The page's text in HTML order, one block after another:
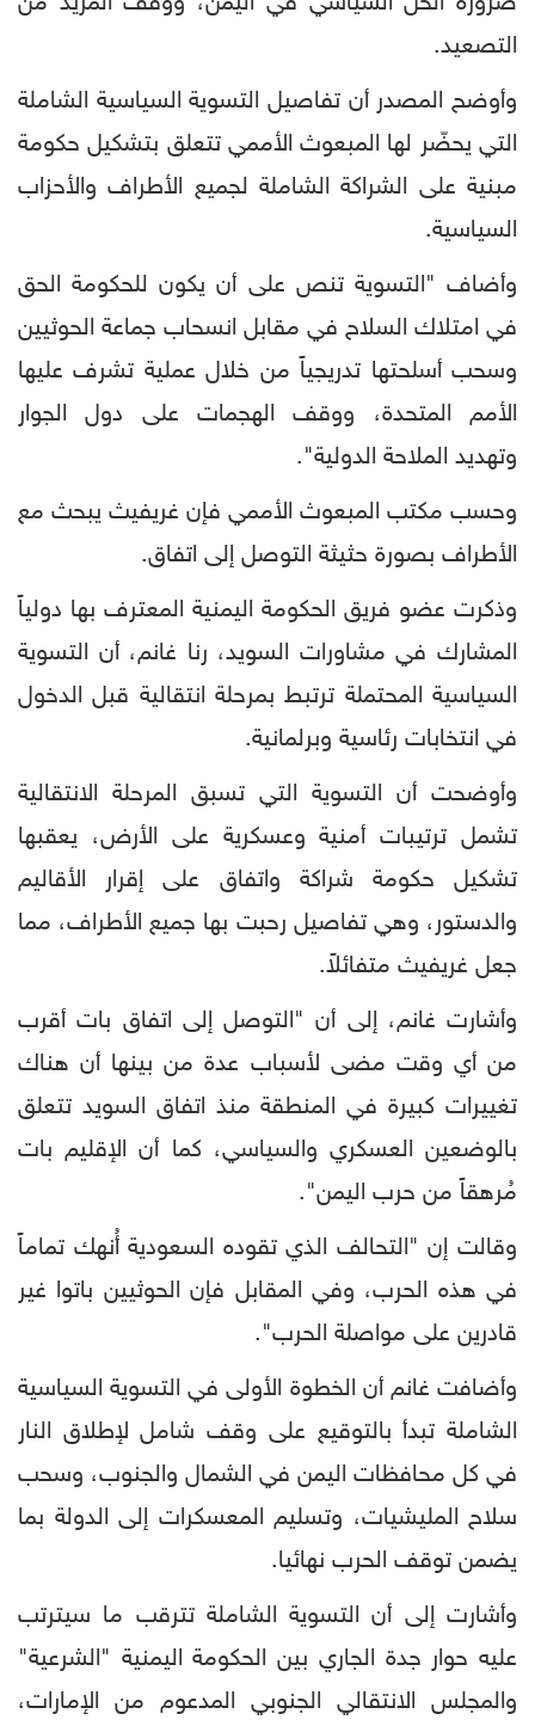
التصعيد.
وأوضح المصدر أن تفاصيل التسوية السياسية الشاملة
التي يحضّر لها المبعوث الأممي تتعلق بتشكيل حكومة
مبنية على الشراكة الشاملة لجميع الأطراف والأحزاب
السياسية.
وأضاف "التسوية تنص على أن يكون للحكومة الحق
في امتلاك السلاح في مقابل انسحاب جماعة الحوثيين
وسحب أسلحتها تدريجياً من خلال عملية تشرف عليها
الأمم المتحدة، ووقف الهجمات على دول الجوار
وتهديد الملاحة الدولية".
وحسب مكتب المبعوث الأممي فإن غريفيث يبحث مع
الأطراف بصورة حثيثة التوصل إلى اتفاق.
وذكرت عضو فريق الحكومة اليمنية المعترف بها دولياً
المشارك في مشاورات السويد، رنا غانم، أن التسوية
السياسية المحتملة ترتبط بمرحلة انتقالية قبل الدخول
في انتخابات رئاسية وبرلمانية.
وأوضحت أن التسوية التي تسبق المرحلة الانتقالية
تشمل ترتيبات أمنية وعسكرية على الأرض، يعقبها
تشكيل حكومة شراكة واتفاق على إقرار الأقاليم
والدستور، وهي تفاصيل رحبت بها جميع الأطراف، مما
جعل غريفيث متفائلاً.
وأشارت غانم، إلى أن "التوصل إلى اتفاق بات أقرب
من أي وقت مضى لأسباب عدة من بينها أن هناك
تغييرات كبيرة في المنطقة منذ اتفاق السويد تتعلق
بالوضعين العسكري والسياسي، كما أن الإقليم بات
مُرهقاً من حرب اليمن".
وقالت إن "التحالف الذي تقوده السعودية أُنهك تماماً
في هذه الحرب، وفي المقابل فإن الحوثيين باتوا غير
قادرين على مواصلة الحرب".
وأضافت غانم أن الخطوة الأولى في التسوية السياسية
الشاملة تبدأ بالتوقيع على وقف شامل لإطلاق النار
في كل محافظات اليمن في الشمال والجنوب، وسحب
سلاح المليشيات، وتسليم المعسكرات إلى الدولة بما
يضمن توقف الحرب نهائيا.
وأشارت إلى أن التسوية الشاملة تترقب ما سيترتب
عليه حوار جدة الجاري بين الحكومة اليمنية "الشرعية"
والمجلس الانتقالي الجنوبي المدعوم من الإمارات،